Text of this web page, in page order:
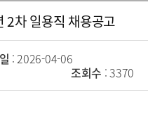
차 일용직 채용공고
: 2026-04-06
조회수 : 3370